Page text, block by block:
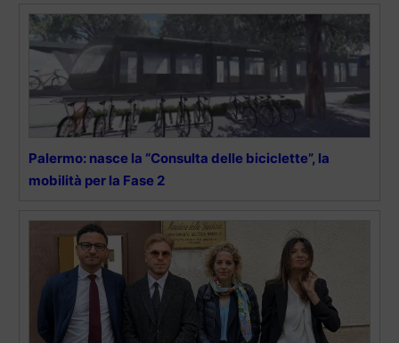
Palermo: nasce la “Consulta delle biciclette”, la
mobilità per la Fase 2